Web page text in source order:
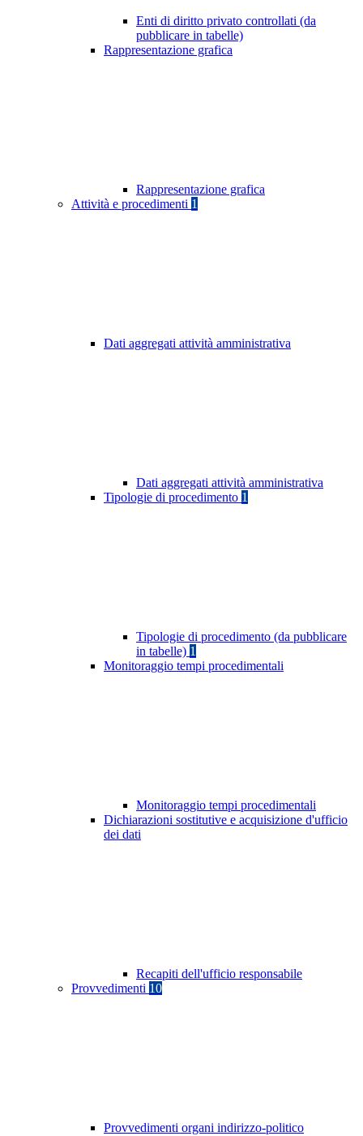
Enti di diritto privato controllati (da
pubblicare in tabelle)
Rappresentazione grafica
Rappresentazione grafica
Attività e procedimenti 1
Dati aggregati attività amministrativa
Dati aggregati attività amministrativa
Tipologie di procedimento 1
Tipologie di procedimento (da pubblicare
in tabelle) 1
Monitoraggio tempi procedimentali
Monitoraggio tempi procedimentali
Dichiarazioni sostitutive e acquisizione d'ufficio
dei dati
Recapiti dell'ufficio responsabile
Provvedimenti 10
Provvedimenti organi indirizzo-politico